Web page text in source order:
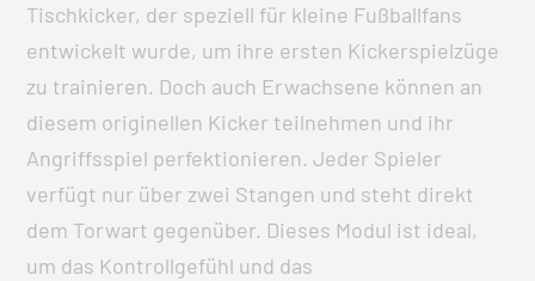
Tischkicker, der speziell für kleine Fußballfans
entwickelt wurde, um ihre ersten Kickerspielzüge
zu trainieren. Doch auch Erwachsene können an
diesem originellen Kicker teilnehmen und ihr
Angriffsspiel perfektionieren. Jeder Spieler
verfügt nur über zwei Stangen und steht direkt
dem Torwart gegenüber. Dieses Modul ist ideal,
um das Kontrollgefühl und das